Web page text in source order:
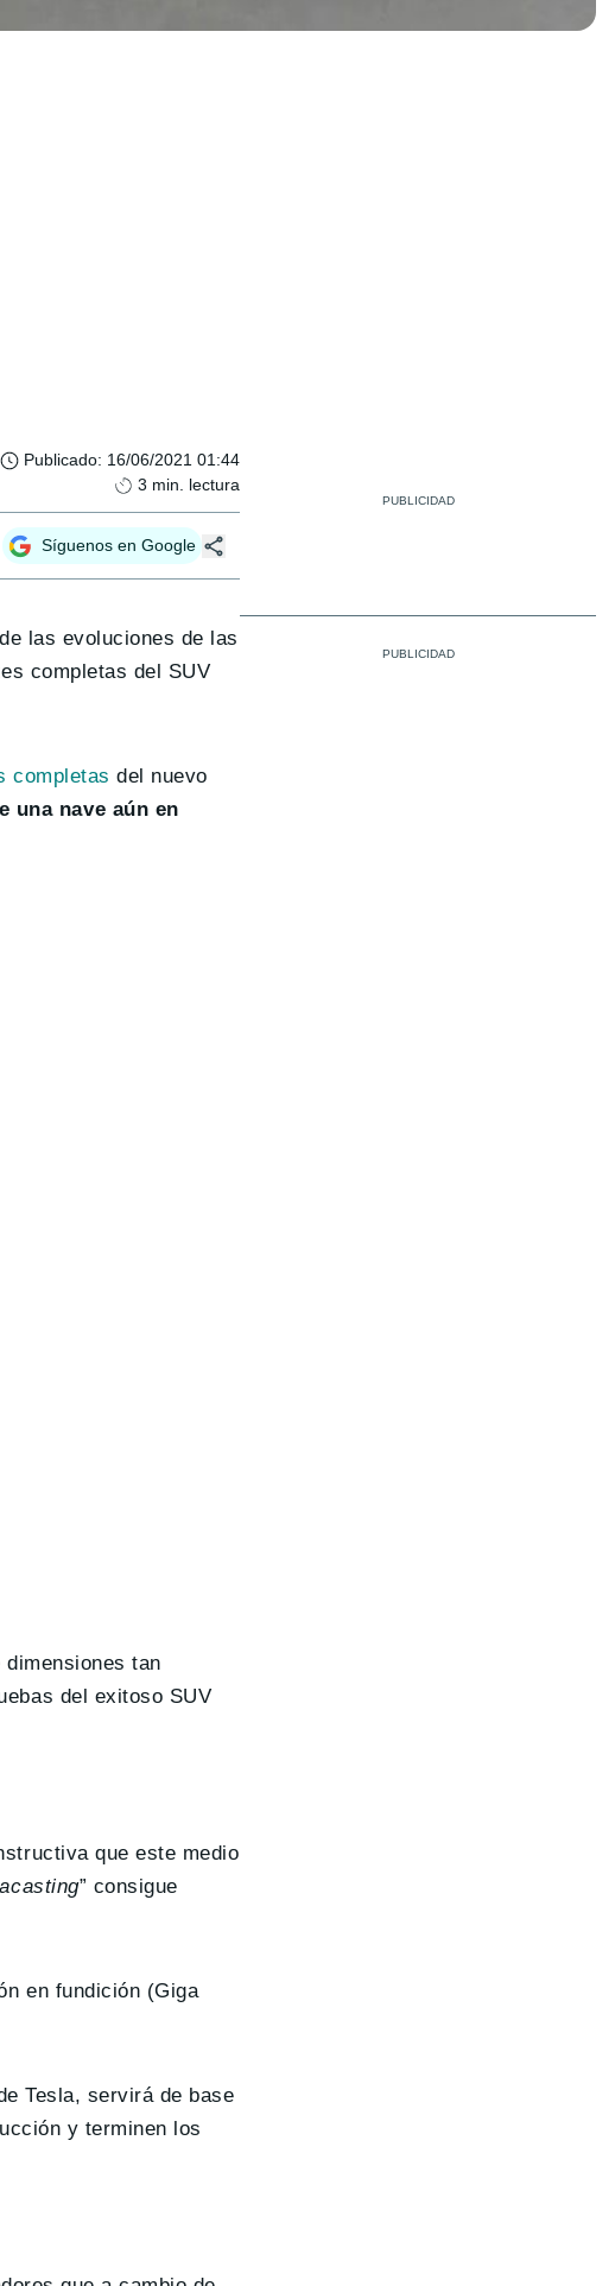
Publicado: 16/06/2021 01:44
3 min. lectura
Síguenos en Google
las evoluciones de las
completas del SUV
completas del nuevo
una nave aún en
tan
del exitoso SUV
que este medio
” consigue
en fundición (Giga
Tesla, servirá de base
y terminen los